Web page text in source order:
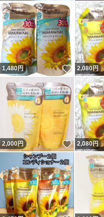
1,480円 いいね！
2,080円
2,000円 いいね！
2,080円